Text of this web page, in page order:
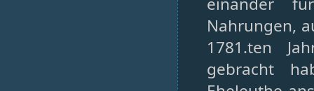
Nahrungen,
1781.ten
gebracht